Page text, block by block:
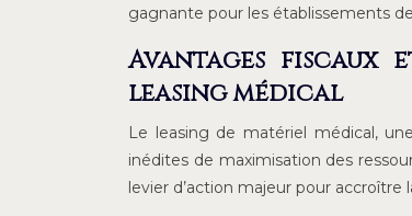
gagnante pour les établissements
Avantages fiscaux
leasing médical
Le leasing de matériel médical,
inédites de maximisation des
levier d’action majeur pour accroître